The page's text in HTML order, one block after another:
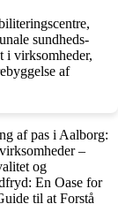
sundheds-
i virksomheder,
af
af pas i Aalborg:
–
og
En Oase for
til at Forstå